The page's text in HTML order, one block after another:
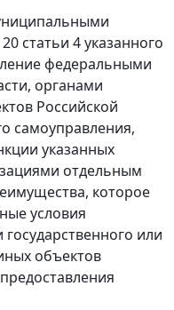
статьи 4 указанного
федеральными
органами
Российской
самоуправления,
указанных
отдельным
которое
условия
или
объектов